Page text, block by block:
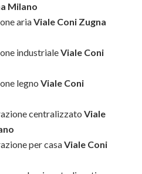
Milano
ariaViale Coni Zugna
industrialeViale Coni
legno Viale Coni
centralizzato Viale
per casaViale Coni